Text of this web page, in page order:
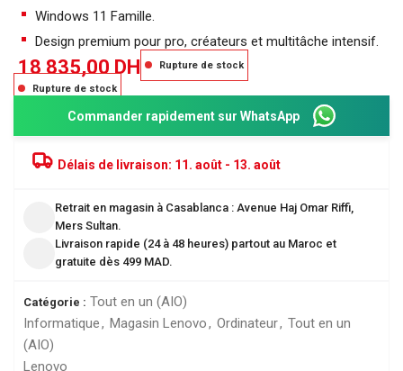
Windows 11 Famille.
Design premium pour pro, créateurs et multitâche intensif.
18 835,00DH
Rupture de stock
Rupture de stock
Commander rapidement sur WhatsApp
Délais de livraison: 11. août - 13. août
Retrait en magasin à Casablanca : Avenue Haj Omar Riffi,
Mers Sultan.
Livraison rapide (24 à 48 heures) partout au Maroc et
gratuite dès 499 MAD.
Catégorie : Tout en un (AIO)
Informatique, Magasin Lenovo, Ordinateur, Tout en un
(AIO)
Lenovo